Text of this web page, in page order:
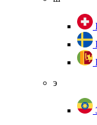
э